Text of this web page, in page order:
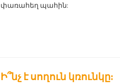
փառահեղ պահին:
Ի՞նչ է սողուն կռունկը: